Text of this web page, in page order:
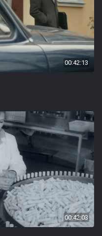
00:42:13
00:42:03